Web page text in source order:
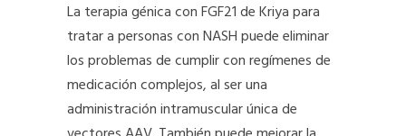
La terapia génica con FGF21 de Kriya para
tratar a personas con NASH puede eliminar
los problemas de cumplir con regímenes de
medicación complejos, al ser una
administración intramuscular única de